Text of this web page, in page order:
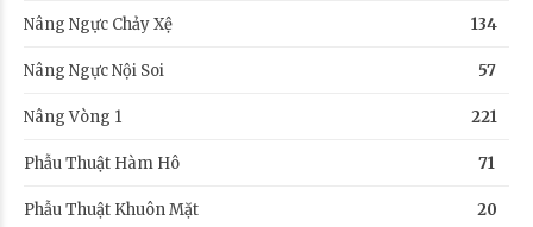
Nâng Ngực Chảy Xệ 134
Nâng Ngực Nội Soi 57
Nâng Vòng 1 221
Phẫu Thuật Hàm Hô 71
Phẫu Thuật Khuôn Mặt 20